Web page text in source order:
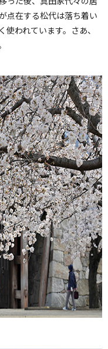
点在する松代は落ち着い
われています。さあ、